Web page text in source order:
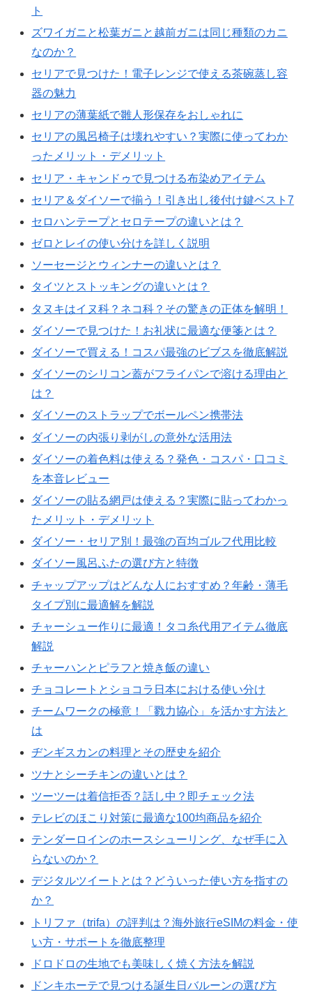
ト
ズワイガニと松葉ガニと越前ガニは同じ種類のカニ
なのか？
セリアで見つけた！電子レンジで使える茶碗蒸し容
器の魅力
セリアの薄葉紙で雛人形保存をおしゃれに
セリアの風呂椅子は壊れやすい？実際に使ってわか
ったメリット・デメリット
セリア・キャンドゥで見つける布染めアイテム
セリア＆ダイソーで揃う！引き出し後付け鍵ベスト7
セロハンテープとセロテープの違いとは？
ゼロとレイの使い分けを詳しく説明
ソーセージとウィンナーの違いとは？
タイツとストッキングの違いとは？
タヌキはイヌ科？ネコ科？その驚きの正体を解明！
ダイソーで見つけた！お礼状に最適な便箋とは？
ダイソーで買える！コスパ最強のビブスを徹底解説
ダイソーのシリコン蓋がフライパンで溶ける理由と
は？
ダイソーのストラップでボールペン携帯法
ダイソーの内張り剥がしの意外な活用法
ダイソーの着色料は使える？発色・コスパ・口コミ
を本音レビュー
ダイソーの貼る網戸は使える？実際に貼ってわかっ
たメリット・デメリット
ダイソー・セリア別！最強の百均ゴルフ代用比較
ダイソー風呂ふたの選び方と特徴
チャップアップはどんな人におすすめ？年齢・薄毛
タイプ別に最適解を解説
チャーシュー作りに最適！タコ糸代用アイテム徹底
解説
チャーハンとピラフと焼き飯の違い
チョコレートとショコラ日本における使い分け
チームワークの極意！「戮力協心」を活かす方法と
は
ヂンギスカンの料理とその歴史を紹介
ツナとシーチキンの違いとは？
ツーツーは着信拒否？話し中？即チェック法
テレビのほこり対策に最適な100均商品を紹介
テンダーロインのホースシューリング、なぜ手に入
らないのか？
デジタルツイートとは？どういった使い方を指すの
か？
トリファ（trifa）の評判は？海外旅行eSIMの料金・使
い方・サポートを徹底整理
ドロドロの生地でも美味しく焼く方法を解説
ドンキホーテで見つける誕生日バルーンの選び方